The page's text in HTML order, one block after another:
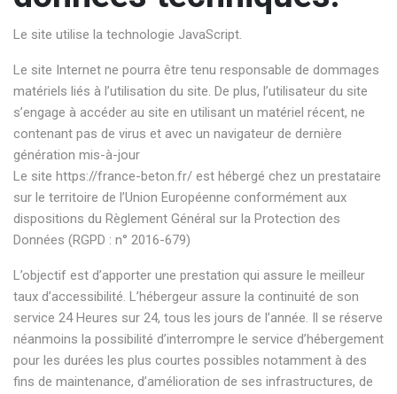
Le site utilise la technologie JavaScript.
Le site Internet ne pourra être tenu responsable de dommages
matériels liés à l’utilisation du site. De plus, l’utilisateur du site
s’engage à accéder au site en utilisant un matériel récent, ne
contenant pas de virus et avec un navigateur de dernière
génération mis-à-jour
Le site https://france-beton.fr/ est hébergé chez un prestataire
sur le territoire de l’Union Européenne conformément aux
dispositions du Règlement Général sur la Protection des
Données (RGPD : n° 2016-679)
L’objectif est d’apporter une prestation qui assure le meilleur
taux d’accessibilité. L’hébergeur assure la continuité de son
service 24 Heures sur 24, tous les jours de l’année. Il se réserve
néanmoins la possibilité d’interrompre le service d’hébergement
pour les durées les plus courtes possibles notamment à des
fins de maintenance, d’amélioration de ses infrastructures, de